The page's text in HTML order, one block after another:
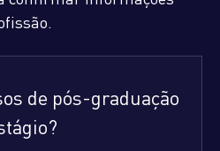
de pós-graduação